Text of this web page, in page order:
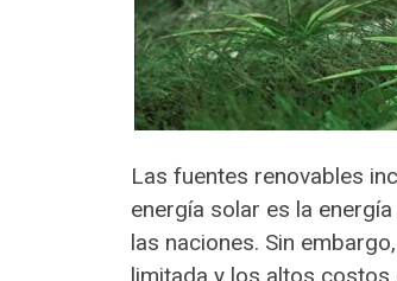
Las fuentes renovables
energía solar es la
las naciones. Sin